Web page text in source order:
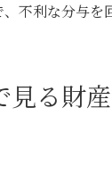
不利な分与を
見る財